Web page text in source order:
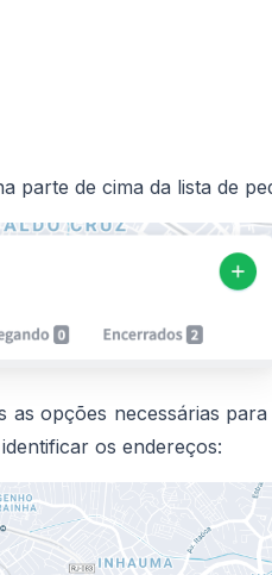
parte de cima da lista de
as opções necessárias
os endereços: